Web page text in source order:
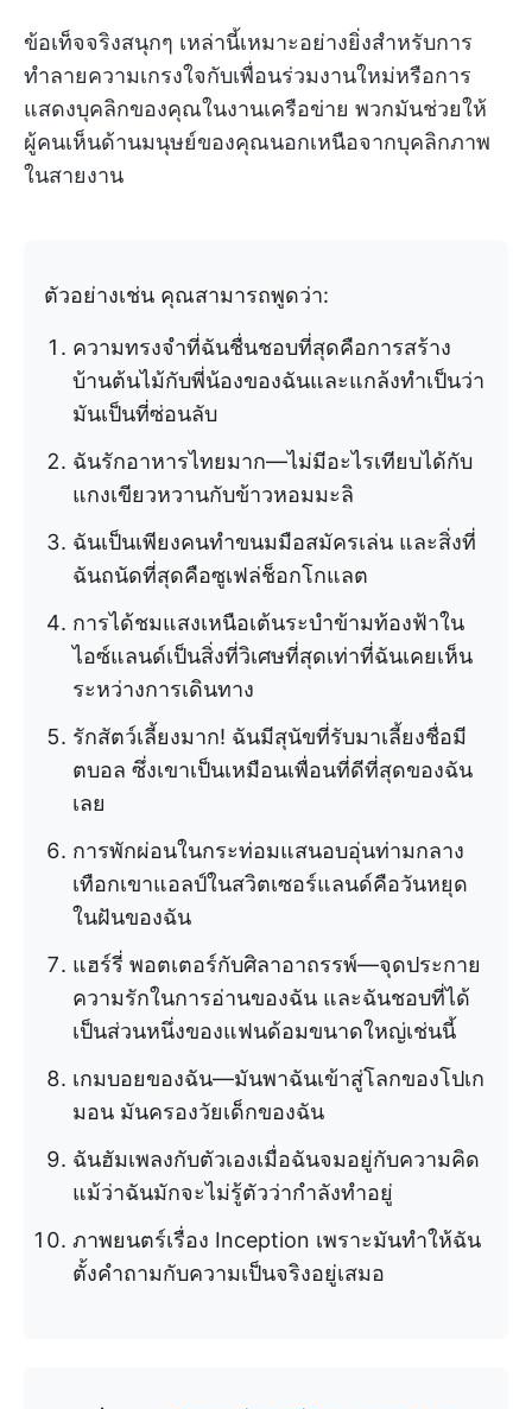
ข้อเท็จจริงสนุกๆ เหล่านี้เหมาะอย่างยิ่งสำหรับการ
ทำลายความเกรงใจกับเพื่อนร่วมงานใหม่หรือการ
แสดงบุคลิกของคุณในงานเครือข่าย พวกมันช่วยให้
ผู้คนเห็นด้านมนุษย์ของคุณนอกเหนือจากบุคลิกภาพ
ในสายงาน
ตัวอย่างเช่น คุณสามารถพูดว่า:
ความทรงจำที่ฉันชื่นชอบที่สุดคือการสร้าง
บ้านต้นไม้กับพี่น้องของฉันและแกล้งทำเป็นว่า
มันเป็นที่ซ่อนลับ
ฉันรักอาหารไทยมาก—ไม่มีอะไรเทียบได้กับ
แกงเขียวหวานกับข้าวหอมมะลิ
ฉันเป็นเพียงคนทำขนมมือสมัครเล่น และสิ่งที่
ฉันถนัดที่สุดคือซูเฟล่ช็อกโกแลต
การได้ชมแสงเหนือเต้นระบำข้ามท้องฟ้าใน
ไอซ์แลนด์เป็นสิ่งที่วิเศษที่สุดเท่าที่ฉันเคยเห็น
ระหว่างการเดินทาง
รักสัตว์เลี้ยงมาก! ฉันมีสุนัขที่รับมาเลี้ยงชื่อมี
ตบอล ซึ่งเขาเป็นเหมือนเพื่อนที่ดีที่สุดของฉัน
เลย
การพักผ่อนในกระท่อมแสนอบอุ่นท่ามกลาง
เทือกเขาแอลป์ในสวิตเซอร์แลนด์คือวันหยุด
ในฝันของฉัน
แฮร์รี่ พอตเตอร์กับศิลาอาถรรพ์—จุดประกาย
ความรักในการอ่านของฉัน และฉันชอบที่ได้
เป็นส่วนหนึ่งของแฟนด้อมขนาดใหญ่เช่นนี้
เกมบอยของฉัน—มันพาฉันเข้าสู่โลกของโปเก
มอน มันครองวัยเด็กของฉัน
ฉันฮัมเพลงกับตัวเองเมื่อฉันจมอยู่กับความคิด
แม้ว่าฉันมักจะไม่รู้ตัวว่ากำลังทำอยู่
ภาพยนตร์เรื่อง Inception เพราะมันทำให้ฉัน
ตั้งคำถามกับความเป็นจริงอยู่เสมอ